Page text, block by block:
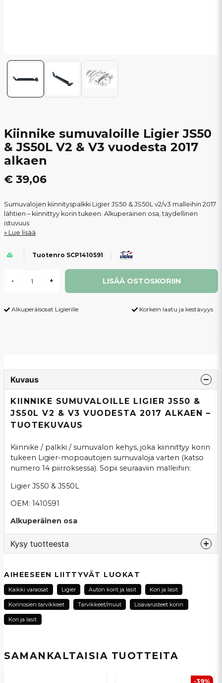
Kiinnike sumuvaloille Ligier JS50
& JS50L V2 & V3 vuodesta 2017
alkaen
€ 39,06
Sumuvalojen kiinnityspalkki Ligier JS50 & JS50L v2/v3 malleihin 2017
lähtien – kiinnittyy korin tukeen. Alkuperäinen osa, täydellinen
istuvuus
Lue lisää
Tuotenro SCP1410591
- + LISÄÄ OSTOSKORIIN
Alkuperäisosat Ligierille Korkein laatu ja kestävyys
SAMANKALTAISIA ​​TUOTTEITA
-39%
Kuvaus
KIINNIKE SUMUVALOILLE LIGIER JS50 &
JS50L V2 & V3 VUODESTA 2017 ALKAEN –
TUOTEKUVAUS
Kiinnike / palkki / sumuvalon kehys, joka kiinnittyy korin
tukeen Ligier-mopoautojen sumuvaloja varten (katso
numero 14 piirroksessa). Sopii seuraaviin malleihin:
Ligier JS50 & JS50L
OEM: 1410591
Alkuperäinen osa
Kysy tuotteesta
Kysy meiltä tästä tuotteesta...
name
Nimi
email
Sähköpostiosoite
AIHEESEEN LIITTYVÄT LUOKAT
Kaikki varaosat Ligier Auton korit ja lasit Kori ja lasit
Korinosien tarvikkeet Tarvikkeet/muut Lisävarusteet korin
Kori ja lasit